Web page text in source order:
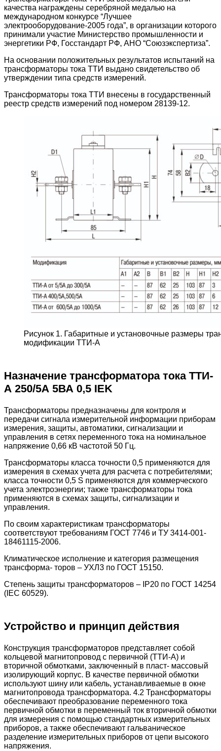
качества награждены серебряной медалью на
международном конкурсе “Лучшее
электрооборудование-2005 года”, в организации которого
принимали участие Министерство промышленности и
энергетики РФ, Госстандарт РФ, АНО “Союзэкспертиза”.
На основании положительных результатов испытаний на
трансформаторы тока ТТИ выдано свидетельство об
утверждении типа средств измерений.
Трансформаторы тока ТТИ внесены в государственный
реестр средств измерений под номером 28139-12.
Рисунок 1. Габаритные и установочные размеры
модификации ТТИ-А
Назначение трансформатора тока ТТИ-
А 250/5А 5ВА 0,5 IEK
Трансформаторы предназначены для контроля и
передачи сигнала измерительной информации приборам
измерения, защиты, автоматики, сигнализации и
управления в сетях переменного тока на номинальное
напряжение 0,66 кВ частотой 50 Гц.
Трансформаторы класса точности 0,5 применяются для
измерения в схемах учета для расчета с потребителями;
класса точности 0,5 S применяются для коммерческого
учета электроэнергии; также трансформаторы тока
применяются в схемах защиты, сигнализации и
управления.
По своим характеристикам трансформаторы
соответствуют требованиям ГОСТ 7746 и ТУ 3414-001-
18461115-2006.
Климатическое исполнение и категория размещения
трансформа- торов – УХЛ3 по ГОСТ 15150.
Степень защиты трансформаторов – IP20 по ГОСТ 14254
(IEC 60529).
Устройство и принцип действия
Конструкция трансформаторов представляет собой
кольцевой магнитопровод с первичной (ТТИ-А) и
вторичной обмотками, заключенный в пласт- массовый
изолирующий корпус. В качестве первичной обмотки
используют шину или кабель, устанавливаемые в окне
магнитопровода трансформатора. 4.2 Трансформаторы
обеспечивают преобразование переменного тока
первичной обмотки в переменный ток вторичной обмотки
для измерения с помощью стандартных измерительных
приборов, а также обеспечивают гальваническое
разделение измерительных приборов от цепи высокого
напряжения.